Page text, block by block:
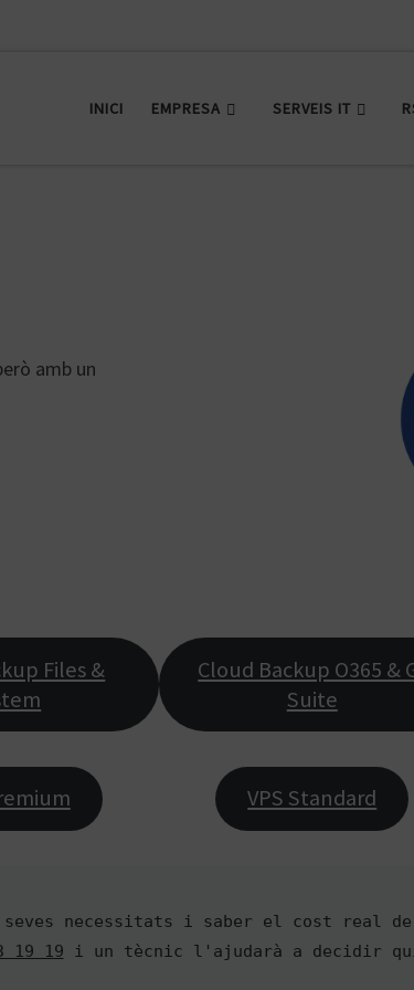
INICI EMPRESA SERVEIS IT
amb un
Files &
Cloud Backup O365 &
Suite
VPS Standard
necessitats i saber el cost real
19 19 i un tècnic l'ajudarà a decidir